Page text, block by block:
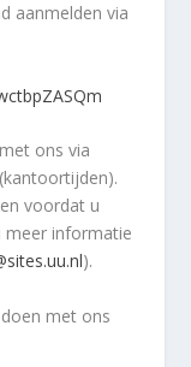
aanmelden via
ons via
voordat u
meer informatie
).
met ons